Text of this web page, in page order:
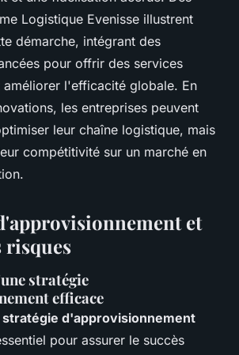
Logistique Evenisse illustrent
démarche, intégrant des
pour offrir des services
améliorer l'efficacité globale. En
les entreprises peuvent
leur chaîne logistique, mais
compétitivité sur un marché en
et
risques
stratégie
efficace
stratégie d'approvisionnement
pour assurer le succès